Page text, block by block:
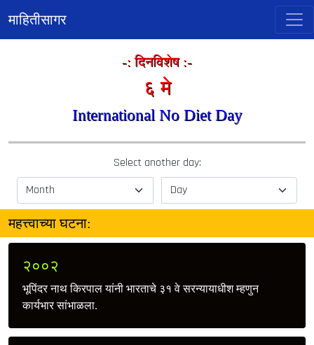
माहितीसागर
-: दिनविशेष :-
६ मे
International No Diet Day
Select another day:
महत्त्वाच्या घटना:
२००२
भूपिंदर नाथ किरपाल यांनी भारताचे ३१ वे सरन्यायाधीश म्हणुन
कार्यभार सांभाळला.